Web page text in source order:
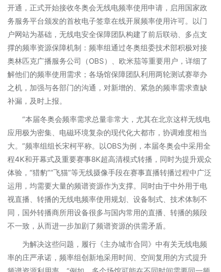
开通，正式开始接收冬奥会无线电频率使用申请，启用国家政
务服务平台颁发的首枚电子签章在线开展频率使用许可。以门
户网站为基础，无线电安全保障团队构建了前后联动、多点支
撑的频率资源保障机制：频率组通过冬奥组委技术部积极对接
奥林匹克广播服务公司（OBS）、欧米茄等重要用户，详细了
解他们的频率使用需求；各场馆保障团队利用两轮测试赛举办
之机，加强与各部门的沟通，对新增的、紧急的频率需求查缺
补漏，及时上报。
“本届冬奥会频率需求总量非常大，尤其在北京这样无线电
应用极为密集、电磁环境复杂的现代化大都市，协调难度相当
大。”频率组组长宋柯平称。以OBS为例，本届冬奥会中采用全
程4K和开幕式及重要赛事8K超高清模式转播，同时为提升观众
体验，“猎豹”“飞猫”等无线摄像手段在赛事直播转播过程中广泛
运用，均需要大量的频谱资源作为支撑。同时由于中外用于电
视直播、转播的无线电频率使用规划、设备制式、技术体制不
同，国外转播商所用设备很多与国内常用的直播、转播的频段
不一致，从而进一步加剧了频谱资源的供需矛盾。
为解决这些问题，履行《主办城市合同》中有关无线电频
率的庄严承诺，频率组创新地采用时间、空间复用的方式提升